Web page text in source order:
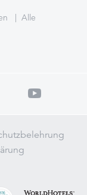
| Alle